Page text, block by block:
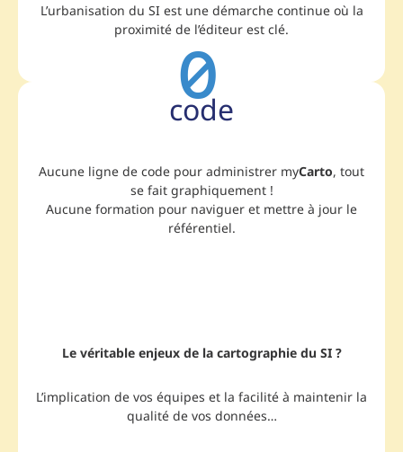
L’urbanisation du SI est une démarche continue où la
proximité de l’éditeur est clé.
0
code
Aucune ligne de code pour administrer myCarto, tout
se fait graphiquement !
Aucune formation pour naviguer et mettre à jour le
référentiel.
Le véritable enjeux de la cartographie du SI ?
L’implication de vos équipes et la facilité à maintenir la
qualité de vos données…